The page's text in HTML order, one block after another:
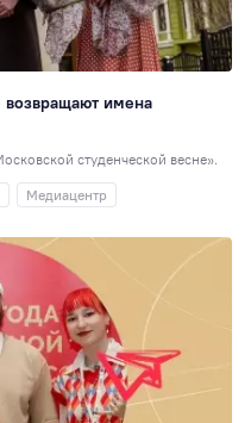
имена
студенческой весне».
Медиацентр